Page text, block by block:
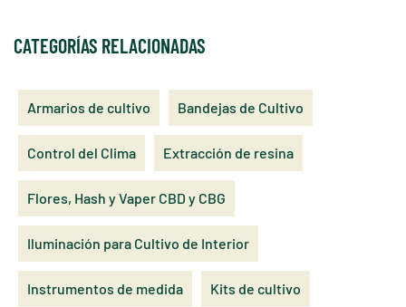
CATEGORÍAS RELACIONADAS
Armarios de cultivo Bandejas de Cultivo
Control del Clima Extracción de resina
Flores, Hash y Vaper CBD y CBG
Iluminación para Cultivo de Interior
Instrumentos de medida Kits de cultivo